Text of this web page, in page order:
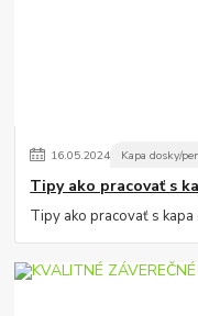
16.05.2024 Kapa dosky/
Tipy ako pracovať s
Tipy ako pracovať s